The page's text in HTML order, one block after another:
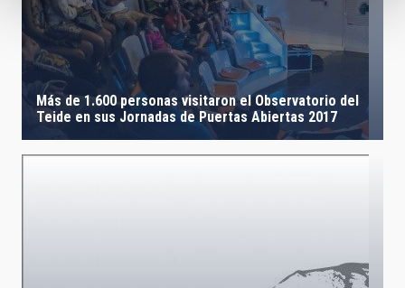
Más de 1.600 personas visitaron el Observatorio del
Teide en sus Jornadas de Puertas Abiertas 2017